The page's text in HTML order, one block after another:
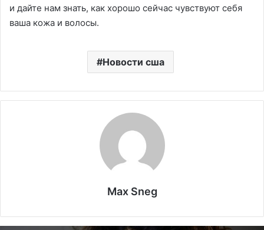
и дайте нам знать, как хорошо сейчас чувствуют себя
ваша кожа и волосы.
Новости сша
Max Sneg